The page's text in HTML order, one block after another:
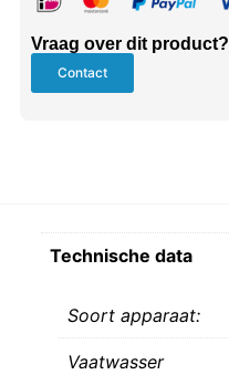
Vraag over dit product?
Contact
Technische data
Soort apparaat:
Vaatwasser